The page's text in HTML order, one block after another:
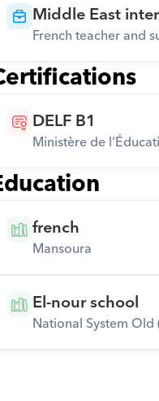
Middle East
French teacher and
DELF B1
Ministère de
french
Mansoura
El-nour school
National System